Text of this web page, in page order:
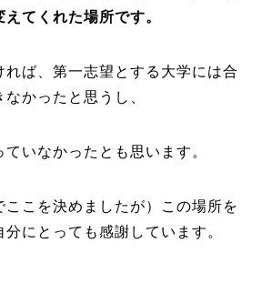
えてくれた場所です。
れば、第一志望とする大学には合
なかったと思うし、
いなかったとも思います。
ここを決めましたが）この場所を
にとっても感謝しています。